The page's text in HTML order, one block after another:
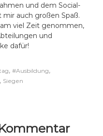
und dem Social-
auch großen Spaß.
viel Zeit genommen,
und
dafür!
, #Ausbildung,
, Siegen